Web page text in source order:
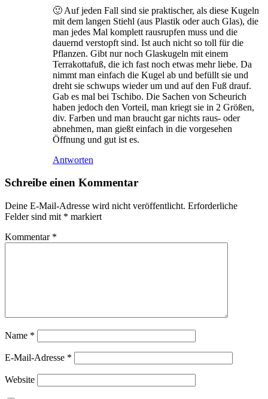
🙂 Auf jeden Fall sind sie praktischer, als diese Kugeln
mit dem langen Stiehl (aus Plastik oder auch Glas), die
man jedes Mal komplett rausrupfen muss und die
dauernd verstopft sind. Ist auch nicht so toll für die
Pflanzen. Gibt nur noch Glaskugeln mit einem
Terrakottafuß, die ich fast noch etwas mehr liebe. Da
nimmt man einfach die Kugel ab und befüllt sie und
dreht sie schwups wieder um und auf den Fuß drauf.
Gab es mal bei Tschibo. Die Sachen von Scheurich
haben jedoch den Vorteil, man kriegt sie in 2 Größen,
div. Farben und man braucht gar nichts raus- oder
abnehmen, man gießt einfach in die vorgesehen
Öffnung und gut ist es.
Antworten
Schreibe einen Kommentar
Deine E-Mail-Adresse wird nicht veröffentlicht. Erforderliche
Felder sind mit * markiert
Kommentar *
Name *
E-Mail-Adresse *
Website